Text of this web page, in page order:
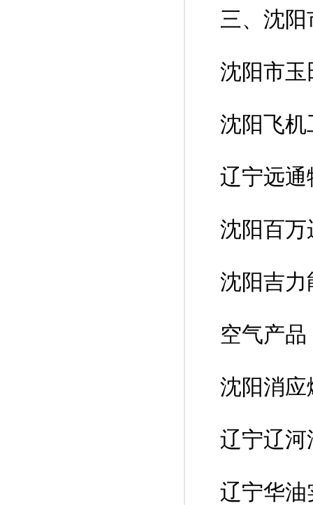
三、沈
沈阳市
沈阳飞
辽宁远
沈阳百
沈阳吉
空气产
沈阳消
辽宁辽
辽宁华